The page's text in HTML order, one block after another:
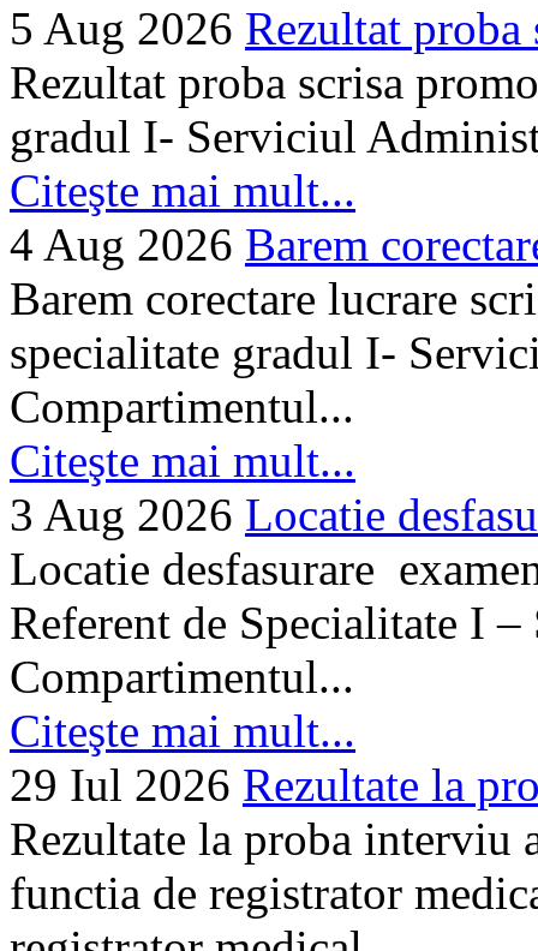
5 Aug 2026 Rezultat proba
Rezultat proba scrisa
gradul I- Serviciul
Citeşte mai mult...
4 Aug 2026 Barem
Barem corectare lucrare
specialitate gradul I-
Compartimentul...
Citeşte mai mult...
3 Aug 2026 Locatie
Locatie desfasurare
Referent de Specialitate I
Compartimentul...
Citeşte mai mult...
29 Iul 2026 Rezultate la
Rezultate la proba interviu
functia de registrator